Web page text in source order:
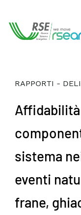
RAPPORTI -
sistema
eventi
frane,